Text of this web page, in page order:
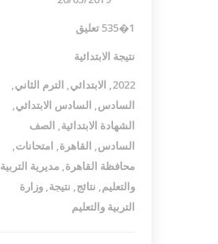
1�535 تعليق
نتيجة الابتدائية
2022
, الابتدائي, الترم الثاني,
السادس, السادس الابتدائي,
الشهادة الابتدائية, الصف
السادس, القاهرة, امتحانات,
محافظة القاهرة, مديرية التربية
والتعليم, نتائج, نتيجة, وزارة
التربية والتعليم